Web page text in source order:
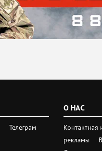
Телеграм
О НАС
рекламы